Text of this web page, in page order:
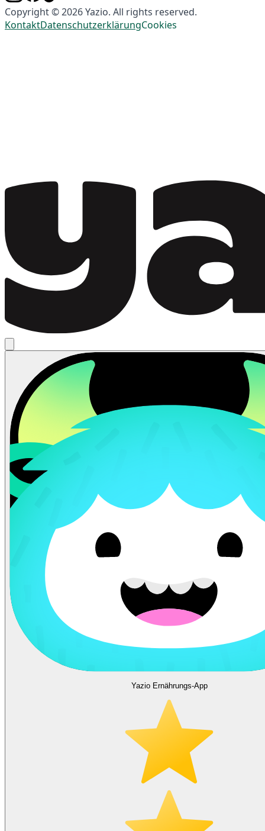
Copyright © 2026 Yazio. All rights reserved.
KontaktDatenschutzerklärungCookies
Yazio Ernährungs-App